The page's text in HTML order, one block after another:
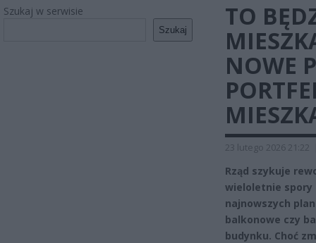
Szukaj w serwisie
Szukaj
TO
NOWE
23 lutego 2026 21:22
Rząd szykuje
wieloletnie spory
najnowszych
balkonowe czy
budynku. Choć